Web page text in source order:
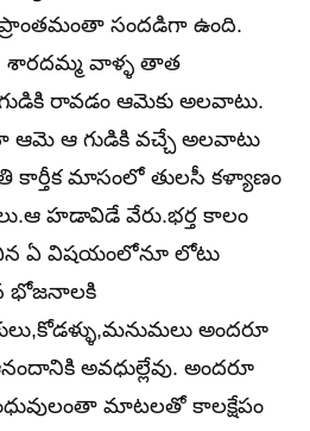
సందడిగా ఉంది.
శారదమ్మ వాళ్ళ తాత
రావడం ఆమెకు అలవాటు.
ఆమె ఆ గుడికి వచ్చే అలవాటు
కార్తీక మాసంలో తులసీ కళ్యాణం
హడావిడే వేరు.భర్త కాలం
ఏ విషయంలోనూ లోటు
భోజనాలకి
అందరూ
అవధుల్లేవు. అందరూ
మాటలతో కాలక్షేపం